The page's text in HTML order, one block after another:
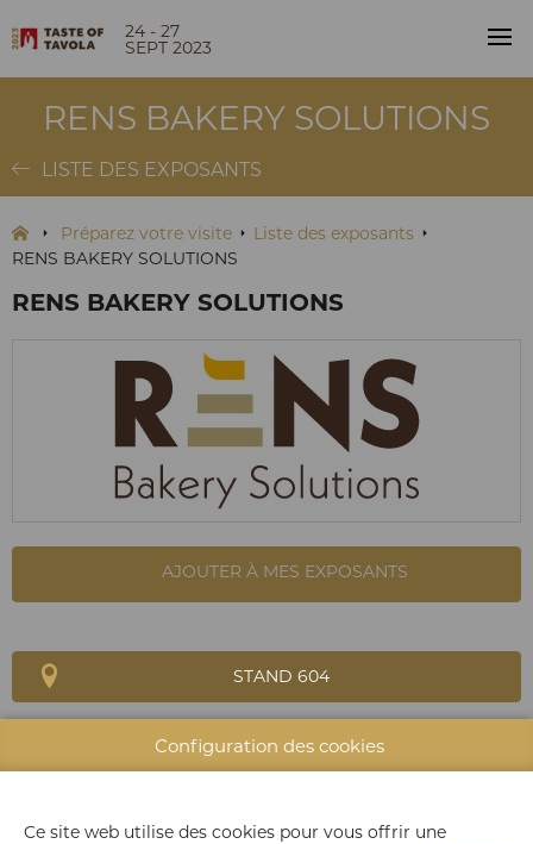
24 - 27
SEPT 2023
RENS BAKERY SOLUTIONS
LISTE DES EXPOSANTS
Préparez votre visite
Liste des exposants
RENS BAKERY SOLUTIONS
RENS BAKERY SOLUTIONS
AJOUTER À MES EXPOSANTS
STAND 604
SITE WEB CATALOGUE
Configuration des cookies
Ce site web utilise des cookies pour vous offrir une